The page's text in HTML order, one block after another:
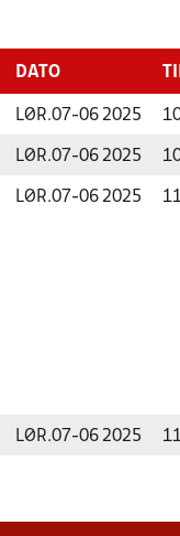
DATO
LØR.07-06 2025
LØR.07-06 2025
LØR.07-06 2025
LØR.07-06 2025